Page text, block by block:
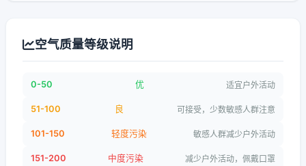
空气质量等级说明
0-50 优 适宜户外活动
51-100 良 可接受，少数敏感人群注意
101-150 轻度污染 敏感人群减少户外活动
151-200 中度污染 减少户外活动，佩戴口罩